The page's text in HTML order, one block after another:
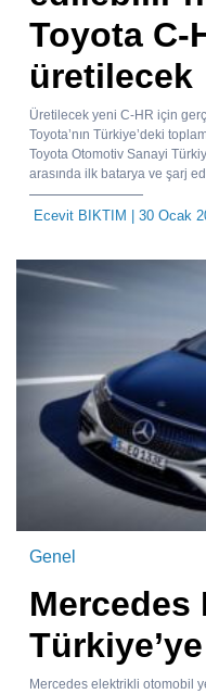
Toyota C-
üretilecek
Üretilecek yeni C-HR için
Toyota’nın Türkiye’deki
Toyota Otomotiv Sanayi
arasında ilk batarya ve şarj
Ecevit BIKTIM | 30 Ocak
Genel
Mercedes
Mercedes elektrikli otomobil